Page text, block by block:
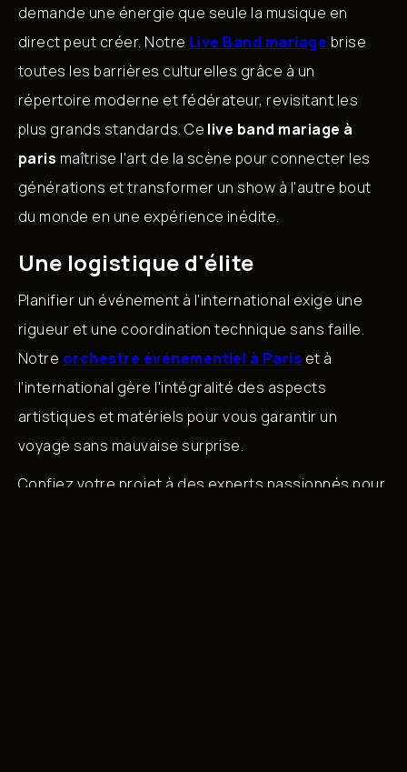
demande une énergie que seule la musique en
direct peut créer. Notre Live Band mariage brise
toutes les barrières culturelles grâce à un
répertoire moderne et fédérateur, revisitant les
plus grands standards. Ce live band mariage à
paris maîtrise l'art de la scène pour connecter les
générations et transformer un show à l'autre bout
du monde en une expérience inédite.
Une logistique d'élite
Planifier un événement à l'international exige une
rigueur et une coordination technique sans faille.
Notre orchestre événementiel à Paris et à
l’international gère l'intégralité des aspects
artistiques et matériels pour vous garantir un
voyage sans mauvaise surprise.
Confiez votre projet à des experts passionnés pour